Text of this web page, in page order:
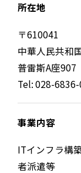
所在地
〒610041
中華人民共和
普雷斯A座907
Tel: 028-
事業内容
ITインフラ構
者派遣等